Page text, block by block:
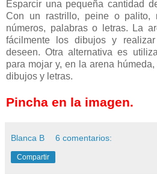
Esparcir una pequeña cantidad
Con un rastrillo, peine o palito,
números, palabras o letras. La
fácilmente los dibujos y
deseen. Otra alternativa es
para mojar y, en la arena
dibujos y letras.
Pincha en la imagen.
Blanca B 6 comentarios:
Compartir